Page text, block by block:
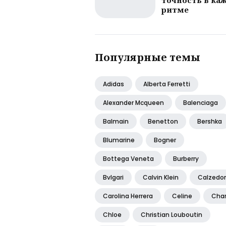
ритме
Популярные темы
Adidas Alberta Ferretti
Alexander Mcqueen Balenciaga
Balmain Benetton Bershka
Blumarine Bogner
Bottega Veneta Burberry
Bvlgari Calvin Klein
Carolina Herrera Celine
Chloe Christian Louboutin